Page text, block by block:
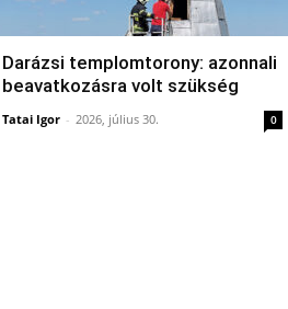
Darázsi templomtorony: azonnali
beavatkozásra volt szükség
Tatai Igor - 2026, július 30. 0